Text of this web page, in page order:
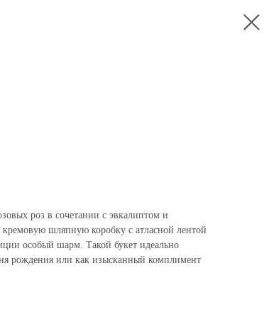
роз в сочетании с эвкалиптом и
шляпную коробку с атласной лентой
особый шарм. Такой букет идеально
рождения или как изысканный комплимент